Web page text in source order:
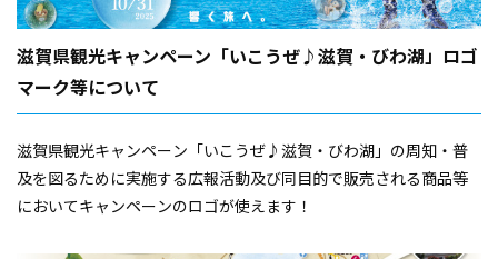
滋賀県観光キャンペーン「いこうぜ♪滋賀・びわ湖」ロゴ
マーク等について
滋賀県観光キャンペーン「いこうぜ♪滋賀・びわ湖」の周知・普
及を図るために実施する広報活動及び同目的で販売される商品等
においてキャンペーンのロゴが使えます！